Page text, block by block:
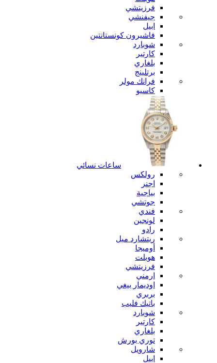
فرزيتشي
جيفنشي
ابيل
فاشيرون كونستانتين
شوبارد
كارتير
بلغاري
برتلينج
فرانك مولر
كاسيو
ساعات نسائي
رولكس
اجنر
بياجية
جوتشي
فندي
لونجين
رادو
ريتشارد ميل
أوميجا
هوبلت
فرزيتشي
ارمني
اوديمار بيغي
بربري
باتيك فليب
شوبارد
كارتير
بلغاري
توري بورش
شارويل
ابيل